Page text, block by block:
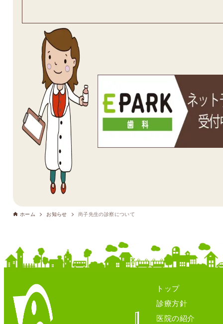
ホーム お知らせ 尚子先生の診察について
トップ
診療方針
医院の紹介